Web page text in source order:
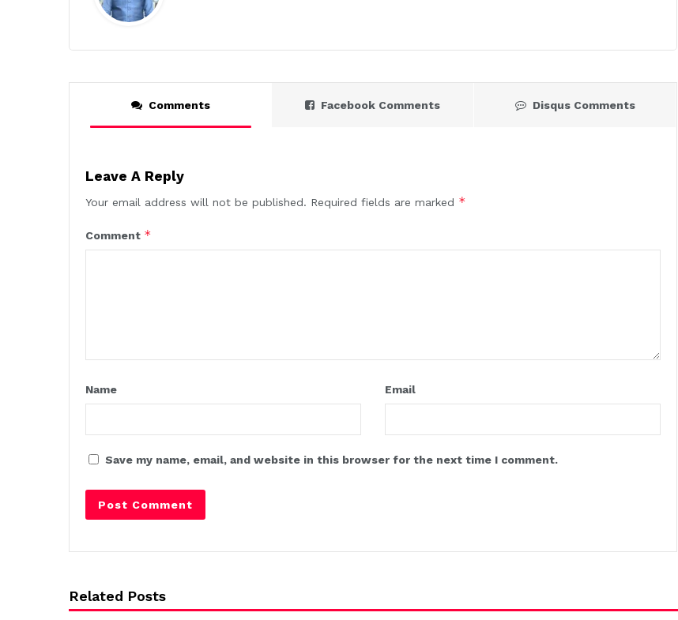
Comments Facebook Comments Disqus Comments
Leave A Reply
Your email address will not be published. Required fields are marked *
Comment *
Name Email
Save my name, email, and website in this browser for the next time I comment.
Related Posts